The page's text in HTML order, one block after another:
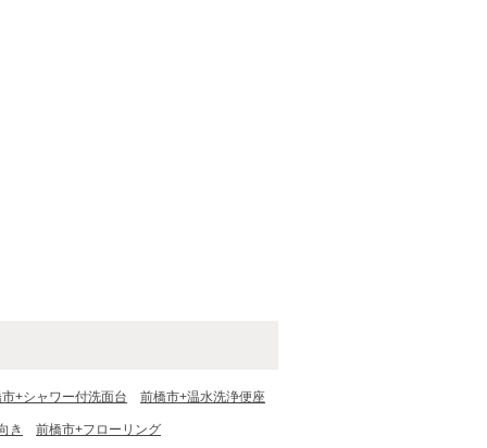
+シャワー付洗面台 前橋市+温水洗浄便座
き 前橋市+フローリング